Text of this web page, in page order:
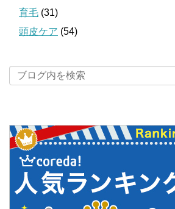
育毛 (31)
頭皮ケア (54)